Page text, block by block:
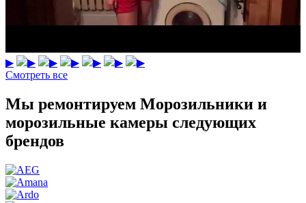
▶ ▶ ▶ ▶ ▶ ▶
▶
Смотреть все
Мы ремонтируем Морозильники и
морозильные камеры следующих
брендов